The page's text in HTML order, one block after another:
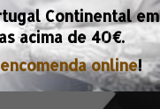
Continental em
acima de 40€.
encomenda online!